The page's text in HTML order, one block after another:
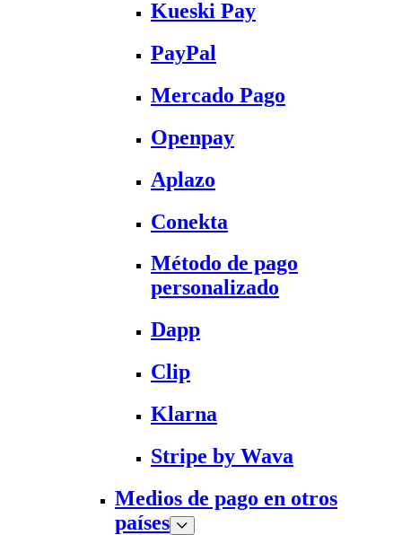
Kueski Pay
PayPal
Mercado Pago
Openpay
Aplazo
Conekta
Método de pago
personalizado
Dapp
Clip
Klarna
Stripe by Wava
Medios de pago en otros
países